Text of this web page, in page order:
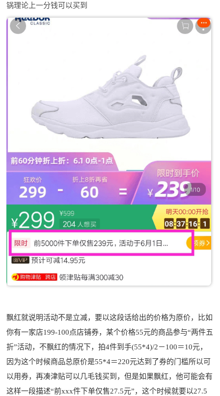
锅理论上一分钱可以买到
飘红就说明活动不是立减，要以这段话给出的价格为原价，比如
你有一家店199-100点店铺券，某个价格55元的商品参与“两件五
折”活动，不飘红的情况下，拍4件到手(55*4)/2－100＝10元，
因为这个时候商品总原价是55*4＝220元达到了券的门槛所以可
以用券，再凑津贴可以几毛钱买到，但是如果飘红，他可能会有
这样一段描述“前xxx件下单仅售27.5元”，这个时候就要以27.5